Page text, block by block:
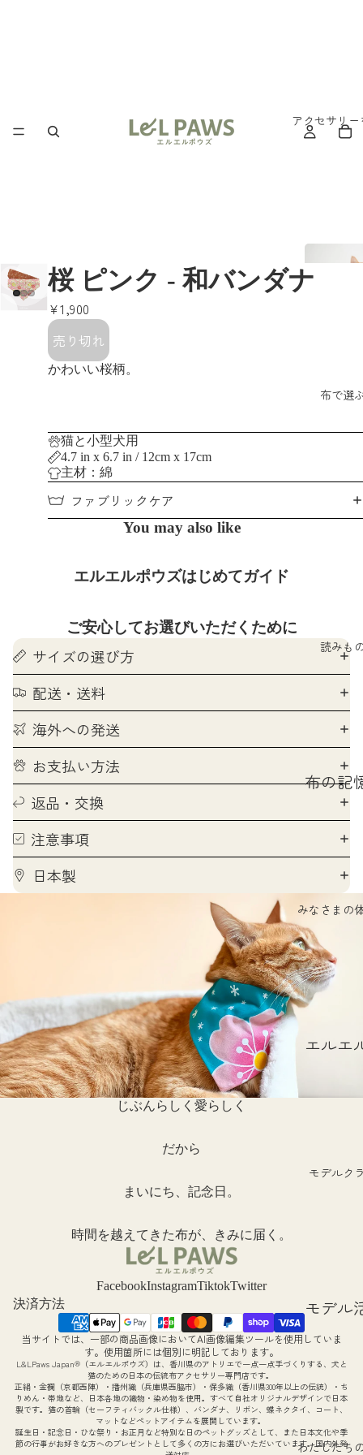
アクセサリ
布で選
読みも
布の記
首輪の
ハレの
のはな
ほんも
フォト
撮り方
愛され
り方
みなさまの
エルエ
験談
ー
モデルク
モデル
動につ
て
モデル
集につ
て
わたしたち
桜 ピンク - 和バンダナ
¥1,900
売り切れ
かわいい桜柄。
猫と小型犬用
4.7 in x 6.7 in / 12cm x 17cm
主材：綿
ファブリックケア
You may also like
エルエルポウズはじめてガイド
ご安心してお選びいただくために
サイズの選び方
配送・送料
海外への発送
お支払い方法
返品・交換
注意事項
日本製
じぶんらしく愛らしく
だから
まいにち、記念日。
時間を越えてきた布が、きみに届く。
FacebookInstagramTiktokTwitter
決済方法
当サイトでは、一部の商品画像においてAI画像編集ツールを使用していま
す。使用箇所には個別に明記しております。
L&LPaws Japan®（エルエルポウズ）は、香川県のアトリエで一点一点手づくりする、犬と
猫のための日本の伝統布アクセサリー専門店です。
正絹・金襴（京都西陣）・播州織（兵庫県西脇市）・保多織（香川県300年以上の伝統）・ち
りめん・帯地など、日本各地の織物・染め物を使用。すべて自社オリジナルデザインで日本
製です。猫の首輪（セーフティバックル仕様）、バンダナ、リボン、蝶ネクタイ、コート、
マットなどペットアイテムを展開しています。
誕生日・記念日・ひな祭り・お正月など特別な日のペットグッズとして、また日本文化や季
節の行事がお好きな方へのプレゼントとして多くの方にお選びいただいています。国内外発
返金ポリシー
プライバシーポリシー
利用規約
配送ポリシー
特定商取引法に基づく表記